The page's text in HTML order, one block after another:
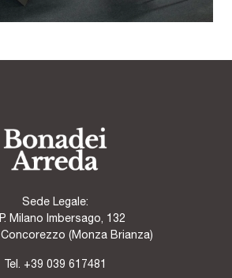
Sede Legale:
Milano Imbersago, 132
(Monza Brianza)
Tel. +39 039 617481